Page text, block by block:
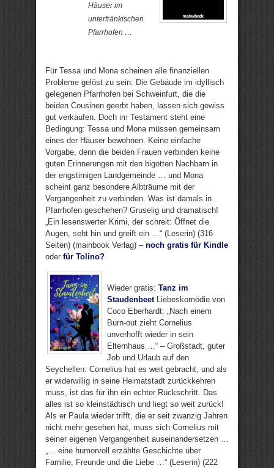
Häuser im
unterfränkischen
Pfarrhofen …
Für Tessa und Mona scheinen alle finanziellen
Probleme gelöst zu sein: Die Gebäude im idyllisch
gelegenen Pfarrhofen bei Schweinfurt, die die
beiden Cousinen geerbt haben, lassen sich gewiss
gut verkaufen. Doch im Testament steht eine
Bedingung: Tessa und Mona müssen gemeinsam
eines der Häuser bewohnen. Keine einfache
Vorgabe, denn die beiden Frauen verbinden keine
guten Erinnerungen mit den bigotten Nachbarn in
der engstirnigen Landgemeinde … und Mona
scheint ganz besondere Albträume mit der
Vergangenheit zu verbinden. Was ist damals in
Pfarrhofen geschehen? Gruselig und dramatisch!
„Ein lesenswerter Krimi, der schreit: Öffnet die
Augen, seht hin und greift ein …“ (Leserin) (316
Seiten) (mainbook Verlag) – noch gratis für Kindle
oder für Tolino?
Wieder gratis: Tanz im
StaudenbeetLiebeskomödie von
Coco Eberhardt: „Nach einem
Burn-out zieht Cornelius
unverhofft wieder in sein
Elternhaus …“ – Großstadt, guter
Job und Urlaub auf den
Seychellen: Cornelius hat es weit gebracht, und als
er widerwillig in seine Heimatstadt zurückkehren
muss, ist das für ihn ein echter Rückschritt. Das
alles ist so kleinstädtisch und liegt so weit zurück!
Als er Paula wieder trifft, die er seit zwanzig Jahren
nicht mehr gesehen hat, muss sich Cornelius mit
seiner eigenen Vergangenheit auseinandersetzen …
„… eine humorvoll erzählte Geschichte über
Familie, Freunde und die Liebe …“ (Leserin) (222